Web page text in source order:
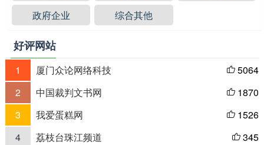
政府企业
综合其他
好评网站
1 厦门众论网络科技  5064
2
中国裁判文书网  1870
3
我爱蛋糕网  1526
4
荔枝台珠江频道  345